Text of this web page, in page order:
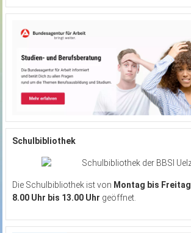
Schulbibliothek
Die Schulbibliothek ist von Montag bis Freitag
8.00 Uhr bis 13.00 Uhr geöffnet.